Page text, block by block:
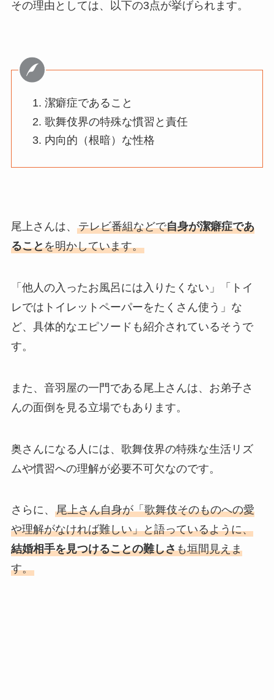
その理由としては、以下の3点が挙げられます。
潔癖症であること
歌舞伎界の特殊な慣習と責任
内向的（根暗）な性格
尾上さんは、 テレビ番組などで自身が潔癖症であ
ることを明かしています。
「他人の入ったお風呂には入りたくない」「トイ
レではトイレットペーパーをたくさん使う」な
ど、具体的なエピソードも紹介されているそうで
す。
また、音羽屋の一門である尾上さんは、お弟子さ
んの面倒を見る立場でもあります。
奥さんになる人には、歌舞伎界の特殊な生活リズ
ムや慣習への理解が必要不可欠なのです。
さらに、 尾上さん自身が「歌舞伎そのものへの愛
や理解がなければ難しい」と語っているように、
結婚相手を見つけることの難しさも垣間見えま
す。